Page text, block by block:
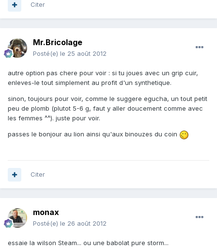
Citer
Mr.Bricolage
Posté(e) le 25 août 2012
autre option pas chere pour voir : si tu joues avec un grip cuir,
enleves-le tout simplement au profit d'un synthetique.
sinon, toujours pour voir, comme le suggere egucha, un tout petit
peu de plomb (plutot 5-6 g, faut y aller doucement comme avec
les femmes ^^). juste pour voir.
passes le bonjour au lion ainsi qu'aux binouzes du coin
Citer
monax
Posté(e) le 26 août 2012
essaie la wilson Steam... ou une babolat pure storm...